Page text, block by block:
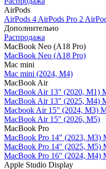
AirPods
AirPods 4 AirPods Pro 2
Дополнительно
Распродажа
MacBook Neo (A18 Pro)
MacBook Neo (A18 Pro)
Mac mini
Mac mini (2024, M4)
MacBook Air
MacBook Air 13" (2020, M1)
MacBook Air 13" (2025, M4)
Macbook Air 15" (2024, M3)
MacBook Air 15″ (2026, M5)
MacBook Pro
MacBook Pro 14" (2023, M3)
MacBook Pro 14″ (2025, M5)
MacBook Pro 16″ (2024, M4)
Apple Studio Display